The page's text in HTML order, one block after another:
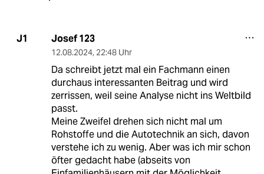
J1 Josef 123
12.08.2024, 22:48 Uhr
Da schreibt jetzt mal ein Fachmann einen
durchaus interessanten Beitrag und wird
zerrissen, weil seine Analyse nicht ins Weltbild
passt.
Meine Zweifel drehen sich nicht mal um
Rohstoffe und die Autotechnik an sich, davon
verstehe ich zu wenig. Aber was ich mir schon
öfter gedacht habe (abseits von